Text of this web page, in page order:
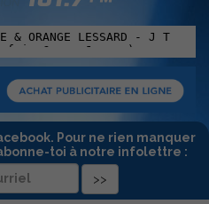
Pour ne rien manquer
toi à notre infolettre :